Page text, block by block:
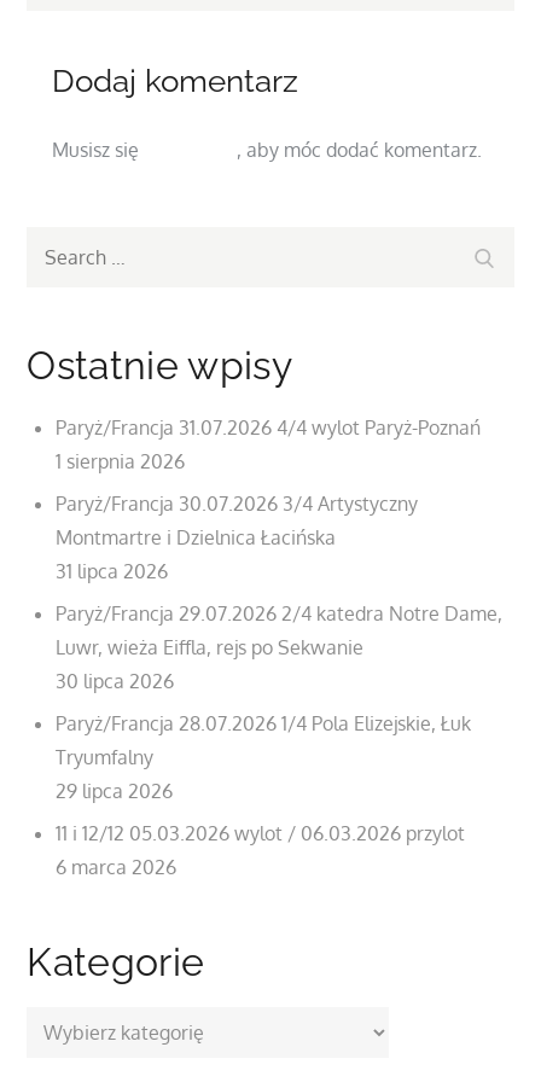
Dodaj komentarz
Musisz się , aby móc dodać komentarz.
Ostatnie wpisy
Paryż/Francja 31.07.2026 4/4 wylot Paryż-Poznań
1 sierpnia 2026
Paryż/Francja 30.07.2026 3/4 Artystyczny
Montmartre i Dzielnica Łacińska
31 lipca 2026
Paryż/Francja 29.07.2026 2/4 katedra Notre Dame,
Luwr, wieża Eiffla, rejs po Sekwanie
30 lipca 2026
Paryż/Francja 28.07.2026 1/4 Pola Elizejskie, Łuk
Tryumfalny
29 lipca 2026
11 i 12/12 05.03.2026 wylot / 06.03.2026 przylot
6 marca 2026
Kategorie
Kategorie